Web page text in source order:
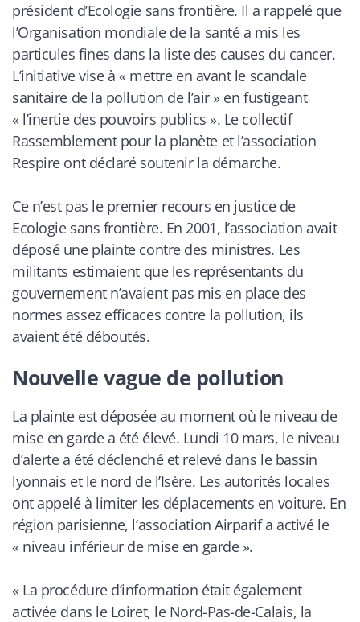
président d’Ecologie sans frontière. Il a rappelé que
l’Organisation mondiale de la santé a mis les
particules fines dans la liste des causes du cancer.
L’initiative vise à « mettre en avant le scandale
sanitaire de la pollution de l’air » en fustigeant
« l’inertie des pouvoirs publics ». Le collectif
Rassemblement pour la planète et l’association
Respire ont déclaré soutenir la démarche.
Ce n’est pas le premier recours en justice de
Ecologie sans frontière. En 2001, l’association avait
déposé une plainte contre des ministres. Les
militants estimaient que les représentants du
gouvernement n’avaient pas mis en place des
normes assez efficaces contre la pollution, ils
avaient été déboutés.
Nouvelle vague de pollution
La plainte est déposée au moment où le niveau de
mise en garde a été élevé. Lundi 10 mars, le niveau
d’alerte a été déclenché et relevé dans le bassin
lyonnais et le nord de l’Isère. Les autorités locales
ont appelé à limiter les déplacements en voiture. En
région parisienne, l’association Airparif a activé le
« niveau inférieur de mise en garde ».
« La procédure d’information était également
activée dans le Loiret, le Nord-Pas-de-Calais, la